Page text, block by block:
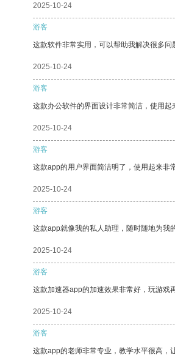
2025-10-24
游客
这款软件非常实用，可以帮助我解决很多问
2025-10-24
游客
这款办公软件的界面设计非常简洁，使用起
2025-10-24
游客
这款app的用户界面简洁明了，使用起来非
2025-10-24
游客
这款app就像我的私人助理，随时随地为我
2025-10-24
游客
这款加速器app的加速效果非常好，玩游戏
2025-10-24
游客
这款app的老师非常专业，教学水平很高，